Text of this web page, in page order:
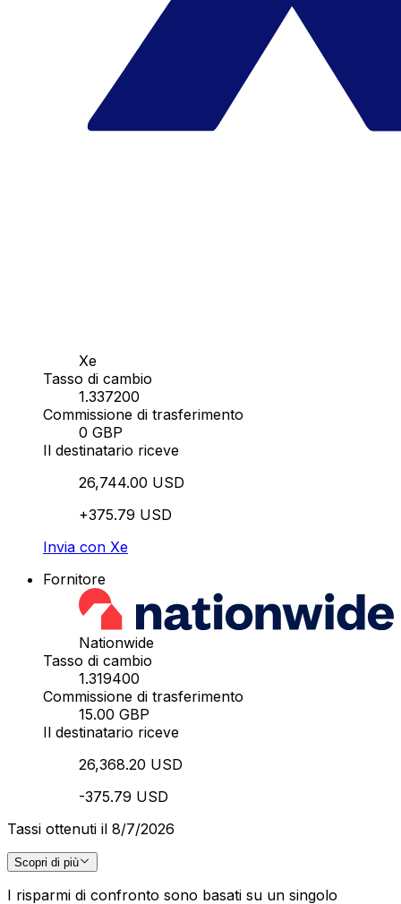
Xe
Tasso di cambio
1.337200
Commissione di trasferimento
0 GBP
Il destinatario riceve
26,744.00 USD
+375.79 USD
Invia con Xe
Fornitore
Nationwide
Tasso di cambio
1.319400
Commissione di trasferimento
15.00 GBP
Il destinatario riceve
26,368.20 USD
-375.79 USD
Tassi ottenuti il 8/7/2026
Scopri di più
I risparmi di confronto sono basati su un singolo